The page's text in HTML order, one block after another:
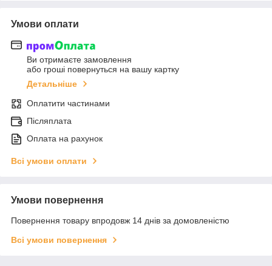
Умови оплати
Ви отримаєте замовлення
або гроші повернуться на вашу картку
Детальніше
Оплатити частинами
Післяплата
Оплата на рахунок
Всі умови оплати
Умови повернення
Повернення товару впродовж 14 днів за домовленістю
Всі умови повернення